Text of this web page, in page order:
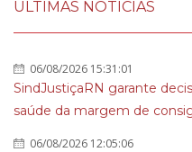
ÚLTIMAS NOTÍCIAS
06/08/2026 15:31:01
SindJustiçaRN garante
saúde da margem de
06/08/2026 12:05:06